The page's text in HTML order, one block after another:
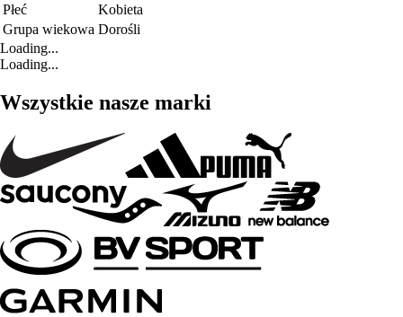
Płeć
Kobieta
Grupa wiekowa Dorośli
Loading...
Loading...
Wszystkie nasze marki